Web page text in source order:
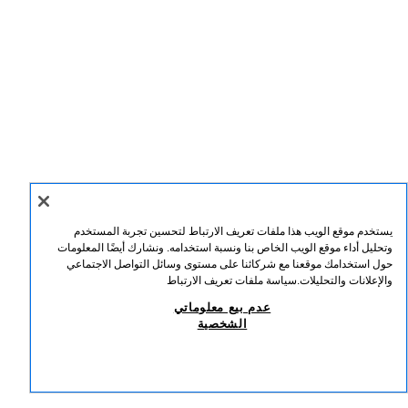
يستخدم موقع الويب هذا ملفات تعريف الارتباط لتحسين تجربة المستخدم
وتحليل أداء موقع الويب الخاص بنا ونسبة استخدامه. ونشارك أيضًا المعلومات
حول استخدامك موقعنا مع شركائنا على مستوى وسائل التواصل الاجتماعي
والإعلانات والتحليلات.سياسة ملفات تعريف الارتباط
عدم بيع معلوماتي
الشخصية